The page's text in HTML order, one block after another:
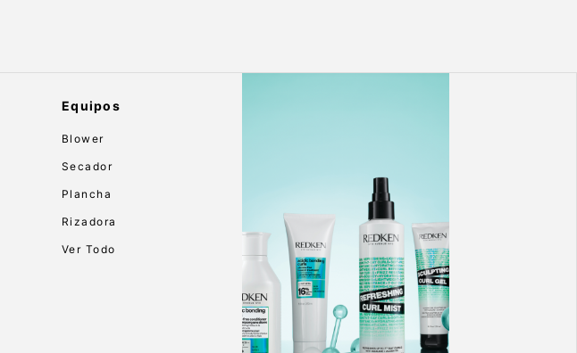
Equipos
Blower
Secador
Plancha
Rizadora
Ver Todo